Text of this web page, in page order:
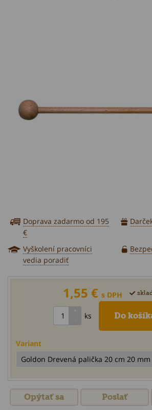
Doprava zadarmo od 195
€
Vyškolení pracovníci
vedia poradiť
1,55 € s DPH
ks
Variant
Opýtať sa Poslať